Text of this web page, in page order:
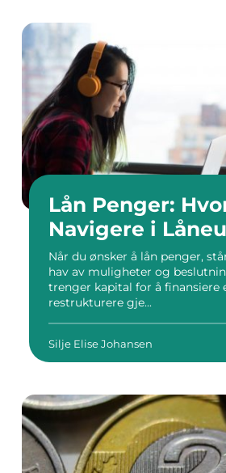
Lån Penger:
Navigere i
Når du ønsker å lån penger,
hav av muligheter og
trenger kapital for å finansiere
restrukturere gje...
Silje Elise Johansen